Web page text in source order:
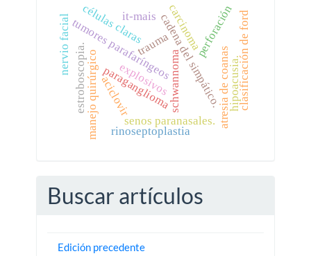
schwannoma
paraganglioma
tumores parafaríngeoscadena del simpático.atresia de coanas
manejo quirúrgico senos paranasales.
perforación
trauma
explosivos hipoacusia.clasificación de ford
estroboscopia. aciclovir
carcinoma
células claras
nervio facial
rinoseptoplastia
it-mais
Buscar artículos
Edición precedente